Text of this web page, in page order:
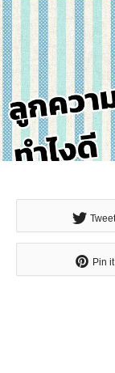
Pin it